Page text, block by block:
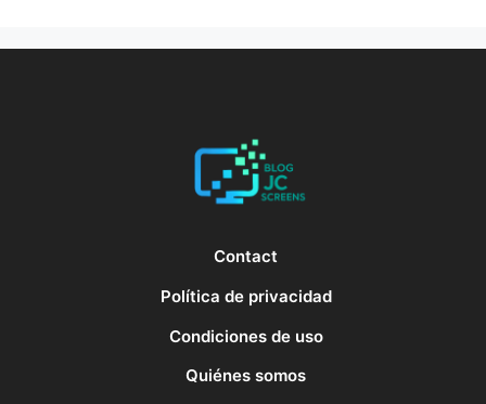
Contact
Política de privacidad
Condiciones de uso
Quiénes somos